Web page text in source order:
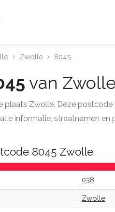
Zwolle 8045
van
plaats Zwolle. Deze
alle informatie, straatnamen
8045 Zwolle
038
Zwolle